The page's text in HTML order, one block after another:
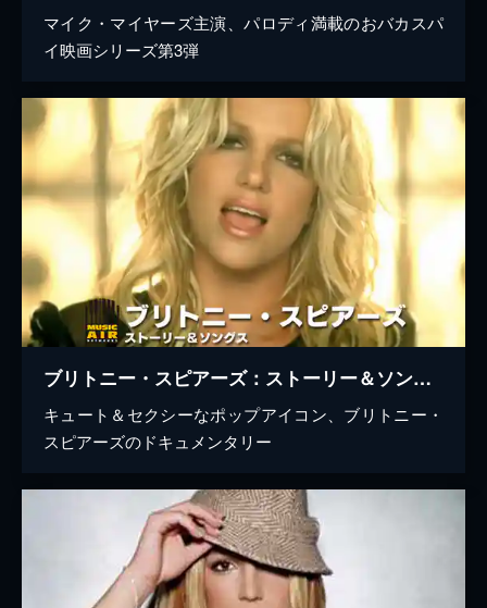
マイク・マイヤーズ主演、パロディ満載のおバカスパ
イ映画シリーズ第3弾
ブリトニー・スピアーズ：ストーリー＆ソングス
キュート＆セクシーなポップアイコン、ブリトニー・
スピアーズのドキュメンタリー